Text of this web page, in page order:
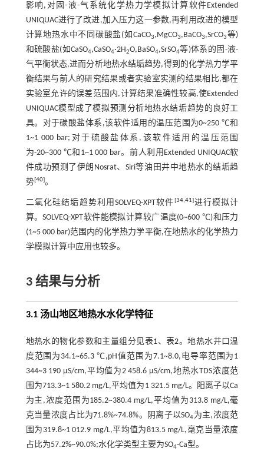
影响,对固-液-气系统化学热力学模拟计算软件Extended
UNIQUAC进行了改进,加入压力这一参数,再利用改进的模型
计算地热水中不同碳酸盐(如CaCO3,MgCO3,BaCO3,SrCO3等)
和硫酸盐(如CaSO4,CaSO4·2H2O,BaSO4,SrSO4等)体系的固-液-
气平衡状态,进而分析地热水结垢趋势,得到的化学热力学平
衡结果与前人的研究结果或者实验室实测的结果相比,都在
实验室允许的误差范围内,计算结果准确性较高,使Extended
UNIQUAC模型成了模拟预测分析地热水结垢趋势的良好工
具。对于碳酸盐体系,该软件适用的温压范围为0~250 ℃和
1~1 000 bar;对于硫酸盐体系,该软件适用的温压范围
为-20~300 ℃和1~1 000 bar。前人利用Extended UNIQUAC软
件成功预测了伊朗Nosrat、Siri等油田井中地热水的结垢趋
势[40]。
二氧化硅结垢趋势利用SOLVEQ-XPT软件 [34,41]进行模拟计
算。SOLVEQ-XPT软件能模拟计算较广温度(0~600 ℃)和压力
(1~5 000 bar)范围内的化学热力学平衡,在地热水的化学热力
学模拟计算中应用也较多。
3 结果与分析
3.1 汤山地区地热水水化学特征
地热水的物化参数和主量组分见表1、 表2。地热水井口温
度范围为34.1~65.3 ℃,pH值范围为7.1~8.0,电导率范围为1
344~3 190 μS/cm,平均值为2 458.6 μS/cm,地热水TDS浓度范
围为713.3~1 580.2 mg/L,平均值为1 321.5 mg/L。阳离子以Ca
为主,浓度范围为185.2~380.4 mg/L,平均值为313.8 mg/L,毫
克当量浓度占比为71.8%~74.8%。阴离子以SO4为主,浓度范
围为319.8~1 012.9 mg/L,平均值为813.5 mg/L,毫克当量浓度
占比为57.2%~90.0%;水化学类型主要为SO4-Ca型。